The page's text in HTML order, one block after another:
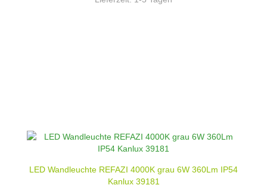
LED Wandleuchte REFAZI 4000K grau 6W 360Lm IP54
Kanlux 39181